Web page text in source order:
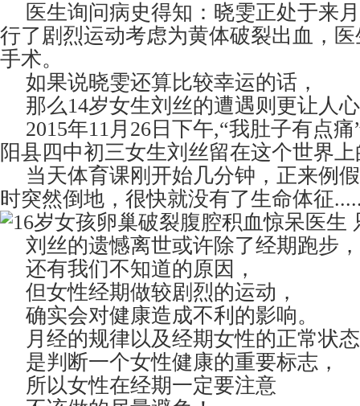
医生询问病史得知：晓雯正处于来
行了剧烈运动考虑为黄体破裂出血，
手术。
如果说晓雯还算比较幸运的话，
那么14岁女生刘丝的遭遇则更让人
2015年11月26日下午,“我肚子有点
阳县四中初三女生刘丝留在这个世界
当天体育课刚开始几分钟，正来例
时突然倒地，很快就没有了生命体征
刘丝的遗憾离世或许除了经期跑步，
还有我们不知道的原因，
但女性经期做较剧烈的运动，
确实会对健康造成不利的影响。
月经的规律以及经期女性的正常状态
是判断一个女性健康的重要标志，
所以女性在经期一定要注意